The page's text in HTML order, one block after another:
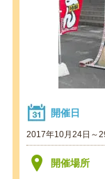
開催日
2017年10月24日～
開催場所